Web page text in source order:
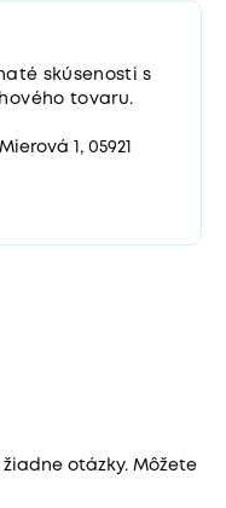
skúsenosti s
tovaru.
1, 05921
otázky. Môžete